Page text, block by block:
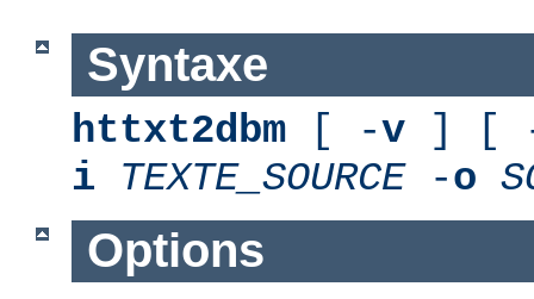
Syntaxe
httxt2dbm [ -v ] [
i
TEXTE_SOURCE-o
Options